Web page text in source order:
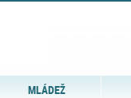
MLÁDEŽ